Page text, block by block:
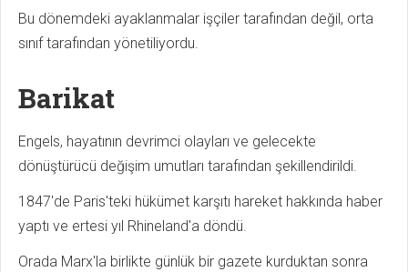
Bu dönemdeki ayaklanmalar işçiler tarafından değil, orta
sınıf tarafından yönetiliyordu.
Barikat
Engels, hayatının devrimci olayları ve gelecekte
dönüştürücü değişim umutları tarafından şekillendirildi.
1847'de Paris'teki hükümet karşıtı hareket hakkında haber
yaptı ve ertesi yıl Rhineland'a döndü.
Orada Marx'la birlikte günlük bir gazete kurduktan sonra